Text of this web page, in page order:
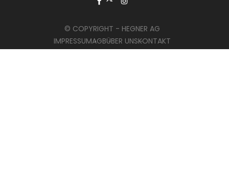
© COPYRIGHT - HEGNER AG
IMPRESSUMAGBÜBER UNSKONTAKT